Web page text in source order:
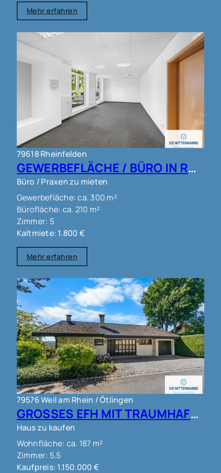
Mehr erfahren
79618 Rheinfelden
GEWERBEFLÄCHE / BÜRO IN RHEINFELDEN !!!
Büro / Praxen zu mieten
Gewerbefläche: ca. 300 m²
Bürofläche: ca. 210 m²
Zimmer: 5
Kaltmiete: 1.800 €
Mehr erfahren
79576 Weil am Rhein / Ötlingen
GROSSES EFH MIT TRAUMHAFTEM AUSBLICK IN WEIL AM RHEIN OT ÖTLINGEN !!!
Haus zu kaufen
Wohnfläche: ca. 187 m²
Zimmer: 5.5
Kaufpreis: 1.150.000 €